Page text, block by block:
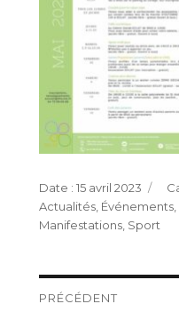
Publié
le
15 avril 2023
Actualités, Événements,
Manifestations, Sport
Navigation
PRÉCÉDENT